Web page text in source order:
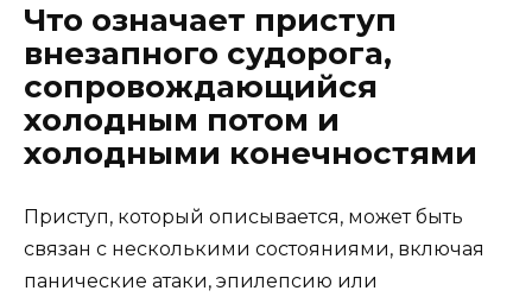
Что означает приступ
внезапного судорога,
сопровождающийся
холодным потом и
холодными конечностями
Приступ, который описывается, может быть
связан с несколькими состояниями, включая
панические атаки, эпилепсию или